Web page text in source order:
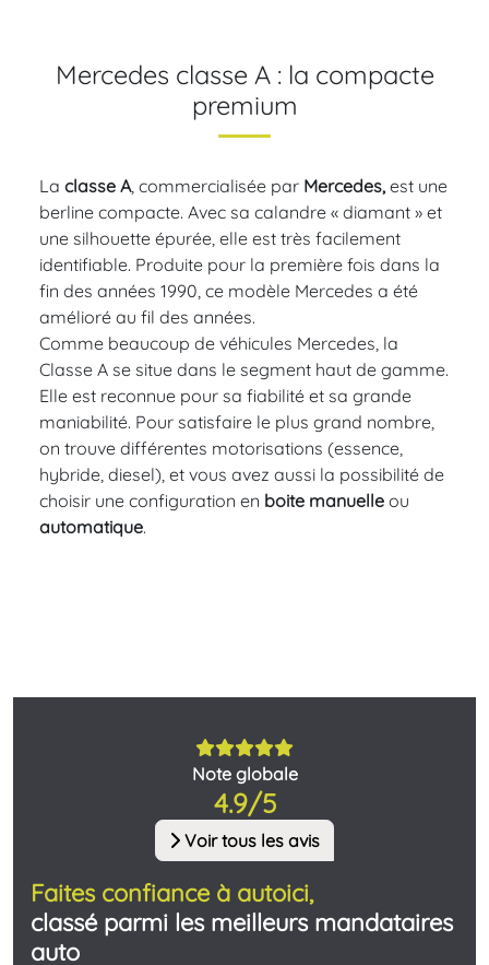
Mercedes classe A : la compacte
premium
La classe A, commercialisée par Mercedes,est une
berline compacte. Avec sa calandre « diamant » et
une silhouette épurée, elle est très facilement
identifiable. Produite pour la première fois dans la
fin des années 1990, ce modèle Mercedes a été
amélioré au fil des années.
Comme beaucoup de véhicules Mercedes, la
Classe A se situe dans le segment haut de gamme.
Elle est reconnue pour sa fiabilité et sa grande
maniabilité. Pour satisfaire le plus grand nombre,
on trouve différentes motorisations (essence,
hybride, diesel), et vous avez aussi la possibilité de
choisir une configuration en boite manuelle ou
automatique.
Note globale
4.9/5
Voir tous les avis
Faites confiance à autoici,
classé parmi les meilleurs mandataires
auto